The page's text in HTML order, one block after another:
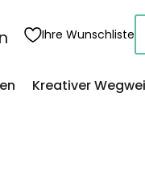
Ihre Wunschliste
Kreativer